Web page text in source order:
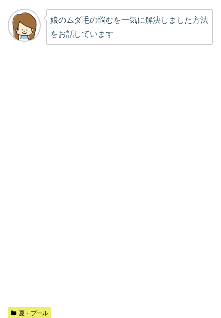
娘のムダ毛の悩むを一気に解決しました方法
をお話しています
夏・プール